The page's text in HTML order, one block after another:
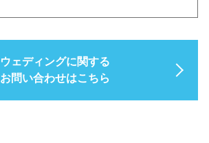
ウェディングに関する
お問い合わせはこちら